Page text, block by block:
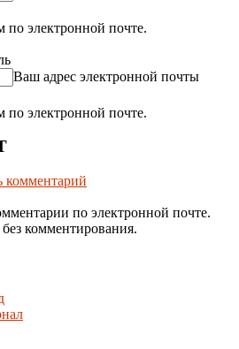
по электронной почте.
Ваш адрес электронной почты
по электронной почте.
комментарий
по электронной почте.
без комментирования.